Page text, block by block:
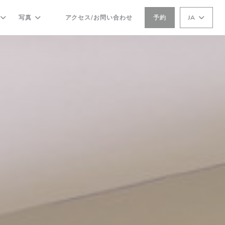
写真
((新しいウィンドウで開きます))
アクセス/お問い合わせ 予約 JA